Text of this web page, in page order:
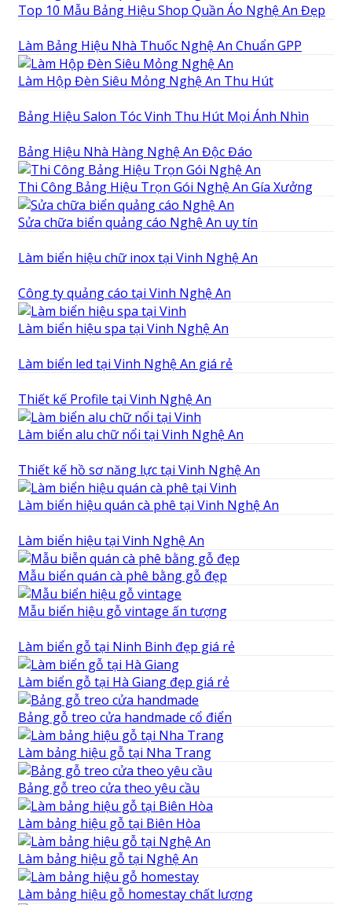
Top 10 Mẫu Bảng Hiệu Shop Quần Áo Nghệ An Đẹp
Làm Bảng Hiệu Nhà Thuốc Nghệ An Chuẩn GPP
Làm Hộp Đèn Siêu Mỏng Nghệ An Thu Hút
Bảng Hiệu Salon Tóc Vinh Thu Hút Mọi Ánh Nhìn
Bảng Hiệu Nhà Hàng Nghệ An Độc Đáo
Thi Công Bảng Hiệu Trọn Gói Nghệ An Gía Xưởng
Sửa chữa biển quảng cáo Nghệ An uy tín
Làm biển hiệu chữ inox tại Vinh Nghệ An
Công ty quảng cáo tại Vinh Nghệ An
Làm biển hiệu spa tại Vinh Nghệ An
Làm biển led tại Vinh Nghệ An giá rẻ
Thiết kế Profile tại Vinh Nghệ An
Làm biển alu chữ nổi tại Vinh Nghệ An
Thiết kế hồ sơ năng lực tại Vinh Nghệ An
Làm biển hiệu quán cà phê tại Vinh Nghệ An
Làm biển hiệu tại Vinh Nghệ An
Mẫu biển quán cà phê bằng gỗ đẹp
Mẫu biển hiệu gỗ vintage ấn tượng
Làm biển gỗ tại Ninh Binh đẹp giá rẻ
Làm biển gỗ tại Hà Giang đẹp giá rẻ
Bảng gỗ treo cửa handmade cổ điển
Làm bảng hiệu gỗ tại Nha Trang
Bảng gỗ treo cửa theo yêu cầu
Làm bảng hiệu gỗ tại Biên Hòa
Làm bảng hiệu gỗ tại Nghệ An
Làm bảng hiệu gỗ homestay chất lượng